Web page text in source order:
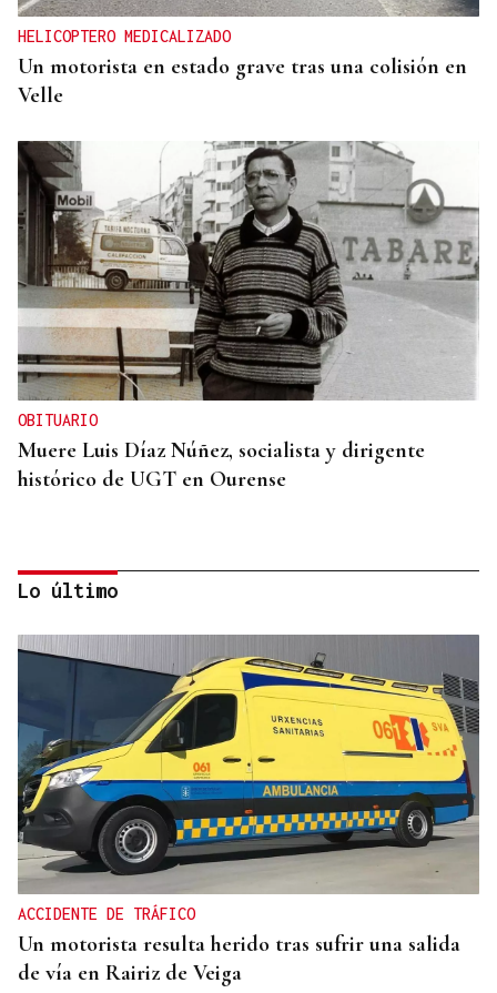
HELICOPTERO MEDICALIZADO
Un motorista en estado grave tras una colisión en
Velle
OBITUARIO
Muere Luis Díaz Núñez, socialista y dirigente
histórico de UGT en Ourense
CANEDO
Un herido en la colisión entre dos coches en la
entrada a las termas de Outariz
Lo último
ACCIDENTE DE TRÁFICO
Un motorista resulta herido tras sufrir una salida
de vía en Rairiz de Veiga